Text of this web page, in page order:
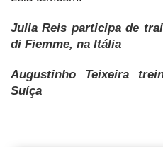
Julia Reis participa de
di Fiemme, na Itália
Augustinho Teixeira
Suíça